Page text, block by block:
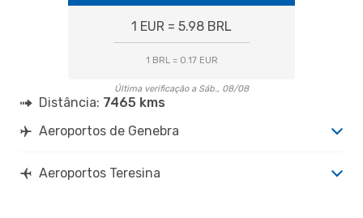
1 EUR = 5.98 BRL
1 BRL = 0.17 EUR
Última verificação a Sáb., 08/08
Distância: 7465 kms
Aeroportos de Genebra
Aeroportos Teresina